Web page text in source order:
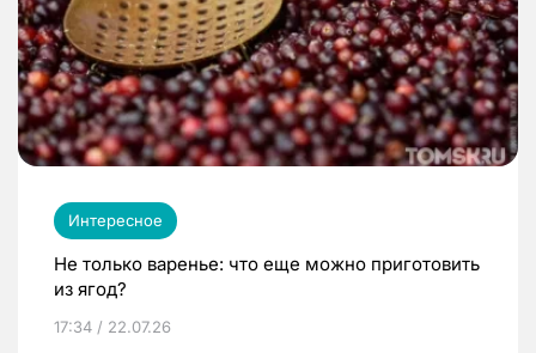
Интересное
Не только варенье: что еще можно приготовить
из ягод?
17:34 / 22.07.26